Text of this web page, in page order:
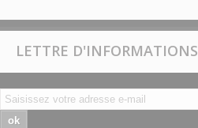
LETTRE D'INFORMATIONS
ok